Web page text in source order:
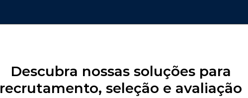
Descubra nossas soluções para
recrutamento, seleção e avaliação